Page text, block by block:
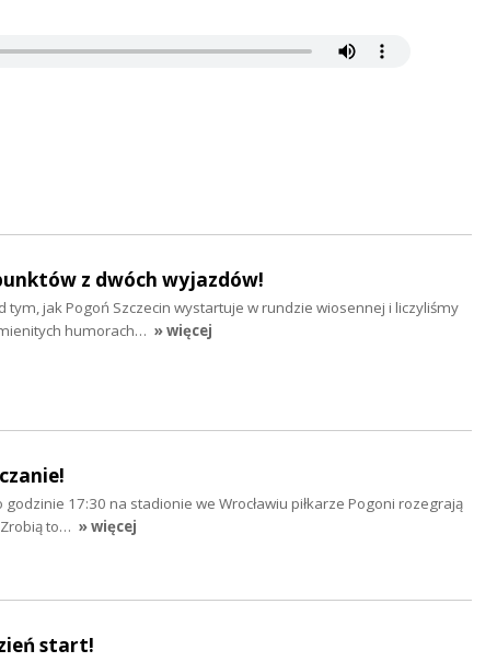
z dwóch wyjazdów!
jak Pogoń Szczecin wystartuje w rundzie wiosennej i liczyliśmy
humorach… » więcej
godzinie 17:30 na stadionie we Wrocławiu piłkarze Pogoni rozegrają
to… » więcej
start!